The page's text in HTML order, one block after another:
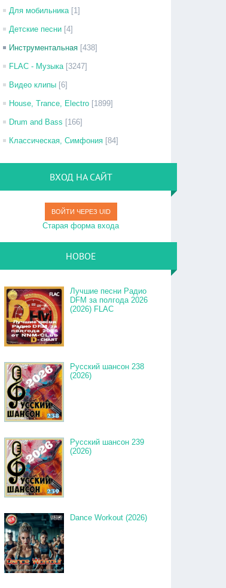
Для мобильника [1]
Детские песни [4]
Инструментальная [438]
FLAC - Музыка [3247]
Видео клипы [6]
House, Trance, Electro [1899]
Drum and Bass [166]
Классическая, Симфония [84]
ВХОД НА САЙТ
ВОЙТИ ЧЕРЕЗ UID
Старая форма входа
НОВОЕ
Лучшие песни Радио
DFM за полгода 2026
(2026) FLAC
Русский шансон 238
(2026)
Русский шансон 239
(2026)
Dance Workout (2026)